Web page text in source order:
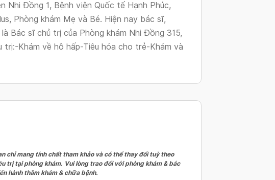
Nhi Đồng 1, Bệnh viện Quốc tế Hạnh Phúc,
Phòng khám Mẹ và Bé. Hiện nay bác sĩ,
Bác sĩ chủ trị của Phòng khám Nhi Đồng 315,
trị:-Khám về hô hấp-Tiêu hóa cho trẻ-Khám và
chỉ mang tính chất tham khảo và có thể thay đổi tuỳ theo
trị tại phòng khám. Vui lòng trao đổi với phòng khám & bác
hành thăm khám & chữa bệnh.